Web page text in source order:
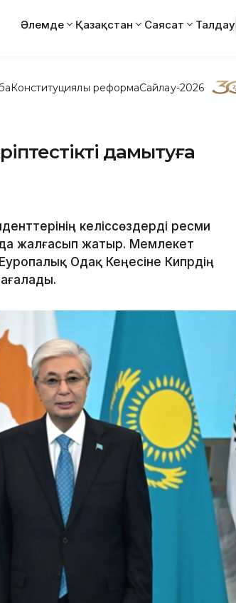
Әлемде Қазақстан Саясат Талдау
Конституциялық реформаСайлау-2026
дамытуға
келіссөздерді ресми
жалғасып жатыр. Мемлекет
Одақ Кеңесіне Кипрдің